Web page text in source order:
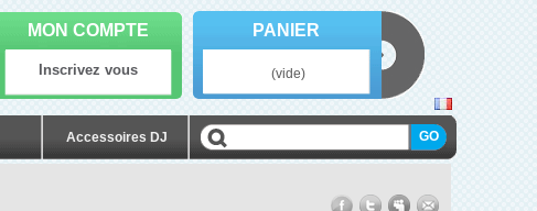
Accessoires DJ
MON COMPTE
Inscrivez vous
PANIER
(vide)